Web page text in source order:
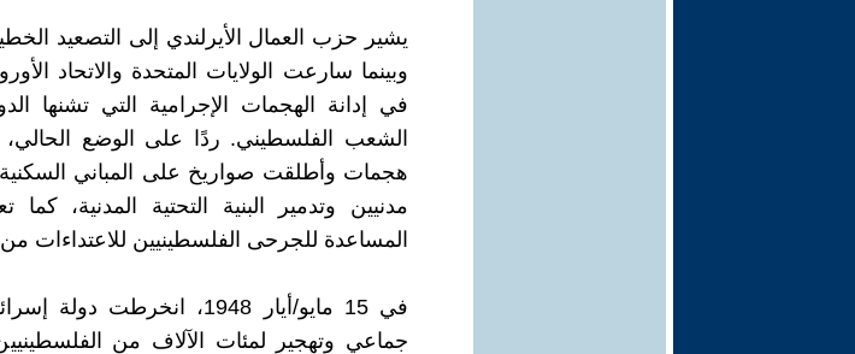
يشير حزب العمال الأيرلندي إلى التصعيد
وبينما سارعت الولايات المتحدة والاتحاد
في إدانة الهجمات الإجرامية التي تشنها
الشعب الفلسطيني. ردًا على الوضع الحالي،
هجمات وأطلقت صواريخ على المباني
مدنيين وتدمير البنية التحتية المدنية،
المساعدة للجرحى الفلسطينيين للاعتداءات من
في 15 مايو/أيار 1948،
جماعي وتهجير لمئات الآلاف من